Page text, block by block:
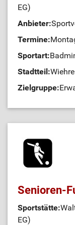
EG)
Anbieter:
Termine:
Sportart:
Stadtteil:Wiehre
Zielgruppe:
Senioren-
Sportstätte:
EG)